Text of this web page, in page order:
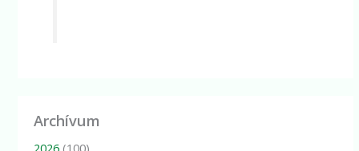
Archívum
2026 (100)